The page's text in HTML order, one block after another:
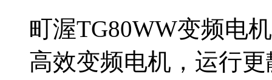
町渥TG80WW变频电
高效变频电机，运行